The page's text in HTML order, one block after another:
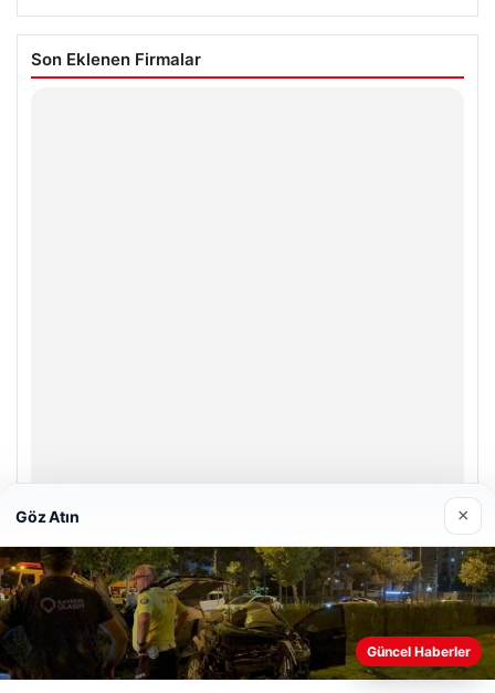
Son Eklenen Firmalar
Enes Kaplan Avukatlık Bürosu
28/04/2026
Web sitemizi nasıl kullandığınızı daha iyi anlayabilmek,
Göz Atın ×
Güncel Haberler